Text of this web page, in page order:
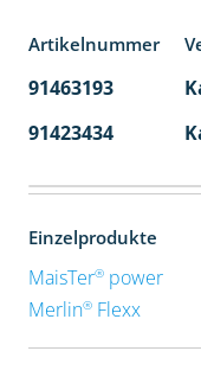
Artikelnummer
91463193
91423434
Einzelprodukte
MaisTer®power
Merlin®Flexx